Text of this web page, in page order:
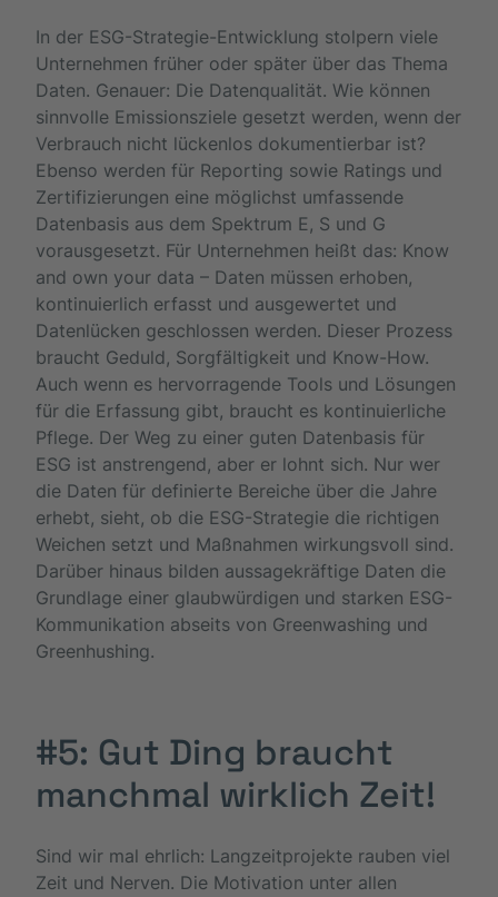
In der ESG-Strategie-Entwicklung stolpern viele
Unternehmen früher oder später über das Thema
Daten. Genauer: Die Datenqualität. Wie können
sinnvolle Emissionsziele gesetzt werden, wenn der
Verbrauch nicht lückenlos dokumentierbar ist?
Ebenso werden für Reporting sowie Ratings und
Zertifizierungen eine möglichst umfassende
Datenbasis aus dem Spektrum E, S und G
vorausgesetzt. Für Unternehmen heißt das: Know
and own your data – Daten müssen erhoben,
kontinuierlich erfasst und ausgewertet und
Datenlücken geschlossen werden. Dieser Prozess
braucht Geduld, Sorgfältigkeit und Know-How.
Auch wenn es hervorragende Tools und Lösungen
für die Erfassung gibt, braucht es kontinuierliche
Pflege. Der Weg zu einer guten Datenbasis für
ESG ist anstrengend, aber er lohnt sich. Nur wer
die Daten für definierte Bereiche über die Jahre
erhebt, sieht, ob die ESG-Strategie die richtigen
Weichen setzt und Maßnahmen wirkungsvoll sind.
Darüber hinaus bilden aussagekräftige Daten die
Grundlage einer glaubwürdigen und starken ESG-
Kommunikation abseits von Greenwashing und
Greenhushing.
#5: Gut Ding braucht
manchmal wirklich Zeit!
Sind wir mal ehrlich: Langzeitprojekte rauben viel
Zeit und Nerven. Die Motivation unter allen